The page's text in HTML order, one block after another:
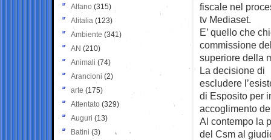
fiscale nel
tv Mediaset.
E’ quello che
commissione
superiore della
La decisione di
escludere
di Esposito per
accoglimento
Al contempo la
del Csm al
Alfano (315)
Alitalia (123)
Ambiente (341)
AN (210)
Animali (74)
Arancioni (2)
arte (175)
Attentato (329)
Auguri (13)
Batini (3)